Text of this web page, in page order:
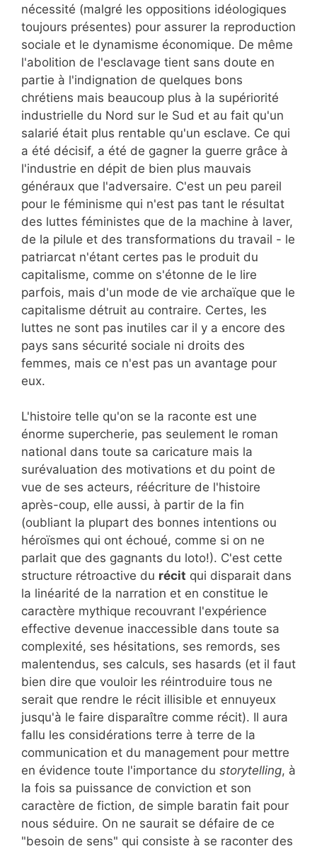
nécessité (malgré les oppositions idéologiques
toujours présentes) pour assurer la reproduction
sociale et le dynamisme économique. De même
l'abolition de l'esclavage tient sans doute en
partie à l'indignation de quelques bons
chrétiens mais beaucoup plus à la supériorité
industrielle du Nord sur le Sud et au fait qu'un
salarié était plus rentable qu'un esclave. Ce qui
a été décisif, a été de gagner la guerre grâce à
l'industrie en dépit de bien plus mauvais
généraux que l'adversaire. C'est un peu pareil
pour le féminisme qui n'est pas tant le résultat
des luttes féministes que de la machine à laver,
de la pilule et des transformations du travail - le
patriarcat n'étant certes pas le produit du
capitalisme, comme on s'étonne de le lire
parfois, mais d'un mode de vie archaïque que le
capitalisme détruit au contraire. Certes, les
luttes ne sont pas inutiles car il y a encore des
pays sans sécurité sociale ni droits des
femmes, mais ce n'est pas un avantage pour
eux.
L'histoire telle qu'on se la raconte est une
énorme supercherie, pas seulement le roman
national dans toute sa caricature mais la
surévaluation des motivations et du point de
vue de ses acteurs, réécriture de l'histoire
après-coup, elle aussi, à partir de la fin
(oubliant la plupart des bonnes intentions ou
héroïsmes qui ont échoué, comme si on ne
parlait que des gagnants du loto!). C'est cette
structure rétroactive du récit qui disparait dans
la linéarité de la narration et en constitue le
caractère mythique recouvrant l'expérience
effective devenue inaccessible dans toute sa
complexité, ses hésitations, ses remords, ses
malentendus, ses calculs, ses hasards (et il faut
bien dire que vouloir les réintroduire tous ne
serait que rendre le récit illisible et ennuyeux
jusqu'à le faire disparaître comme récit). Il aura
fallu les considérations terre à terre de la
communication et du management pour mettre
en évidence toute l'importance du storytelling, à
la fois sa puissance de conviction et son
caractère de fiction, de simple baratin fait pour
nous séduire. On ne saurait se défaire de ce
"besoin de sens" qui consiste à se raconter des